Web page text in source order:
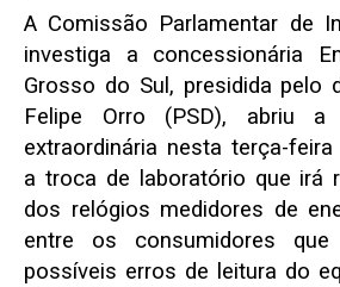
A Comissão Parlamentar de
investiga a concessionária
Grosso do Sul, presidida pelo
Felipe Orro (PSD), abriu a
extraordinária nesta terça-
a troca de laboratório que irá
dos relógios medidores de
entre os consumidores que
possíveis erros de leitura do